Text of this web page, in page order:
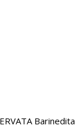
Barinedita